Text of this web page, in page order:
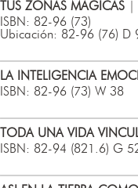
TUS ZONAS MAGICAS |
ISBN: 82-96 (73)
Ubicación: 82-96 (76) D
LA INTELIGENCIA
ISBN: 82-96 (73) W 38
TODA UNA VIDA
ISBN: 82-94 (821.6) G